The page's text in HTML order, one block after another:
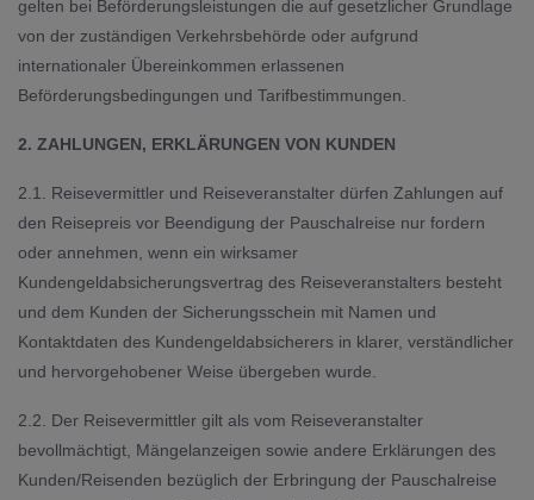
gelten bei Beförderungsleistungen die auf gesetzlicher Grundlage
von der zuständigen Verkehrsbehörde oder aufgrund
internationaler Übereinkommen erlassenen
Beförderungsbedingungen und Tarifbestimmungen.
2. ZAHLUNGEN, ERKLÄRUNGEN VON KUNDEN
2.1. Reisevermittler und Reiseveranstalter dürfen Zahlungen auf
den Reisepreis vor Beendigung der Pauschalreise nur fordern
oder annehmen, wenn ein wirksamer
Kundengeldabsicherungsvertrag des Reiseveranstalters besteht
und dem Kunden der Sicherungsschein mit Namen und
Kontaktdaten des Kundengeldabsicherers in klarer, verständlicher
und hervorgehobener Weise übergeben wurde.
2.2. Der Reisevermittler gilt als vom Reiseveranstalter
bevollmächtigt, Mängelanzeigen sowie andere Erklärungen des
Kunden/Reisenden bezüglich der Erbringung der Pauschalreise